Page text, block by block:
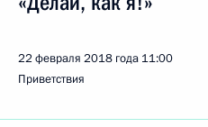
22 февраля 2018 года 11:00
Приветствия